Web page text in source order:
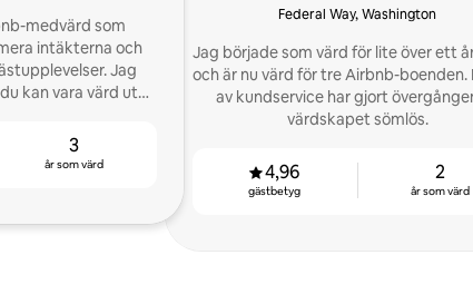
medvärd som
intäkterna och
Jag
kan vara värd utan
3
år som värd
Federal Way, Washington
Jag började som värd för lite över ett
och är nu värd för tre Airbnb-boenden.
av kundservice har gjort
värdskapet sömlös.
4,96
gästbetyg
2
år som värd